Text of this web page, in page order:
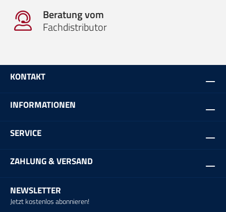
Beratung vom
Fachdistributor
KONTAKT
INFORMATIONEN
SERVICE
ZAHLUNG & VERSAND
NEWSLETTER
Jetzt kostenlos abonnieren!